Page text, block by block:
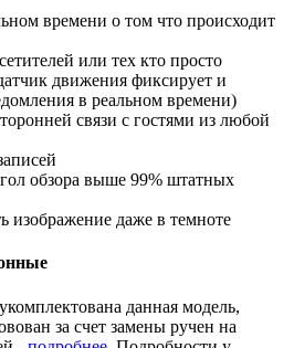
времени о том что происходит
или тех кто просто
движения фиксирует и
в реальном времени)
связи с гостями из любой
обзора выше 99% штатных
изображение даже в темноте
данная модель,
за счет замены ручен на